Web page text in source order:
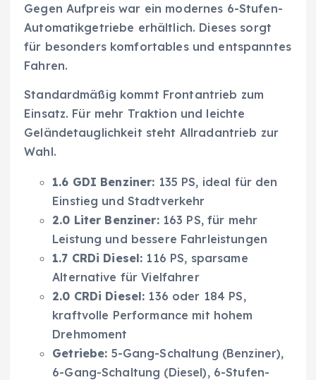
Gegen Aufpreis war ein modernes 6-Stufen-
Automatikgetriebe erhältlich. Dieses sorgt
für besonders komfortables und entspanntes
Fahren.
Standardmäßig kommt Frontantrieb zum
Einsatz. Für mehr Traktion und leichte
Geländetauglichkeit steht Allradantrieb zur
Wahl.
1.6 GDI Benziner: 135 PS, ideal für den
Einstieg und Stadtverkehr
2.0 Liter Benziner:163 PS, für mehr
Leistung und bessere Fahrleistungen
1.7 CRDi Diesel: 116 PS, sparsame
Alternative für Vielfahrer
2.0 CRDi Diesel: 136 oder 184 PS,
kraftvolle Performance mit hohem
Drehmoment
Getriebe: 5-Gang-Schaltung (Benziner),
6-Gang-Schaltung (Diesel), 6-Stufen-